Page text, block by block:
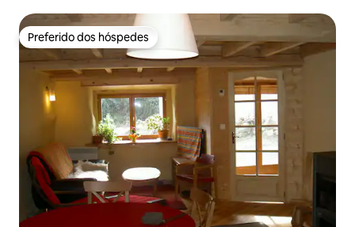
Preferido dos hóspedes
Preferido dos hóspedes